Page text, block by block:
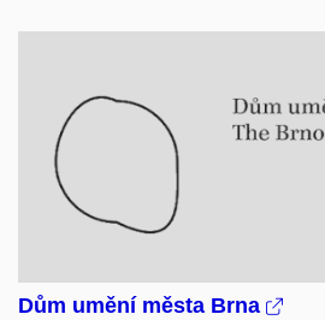
Dům umění města Brna